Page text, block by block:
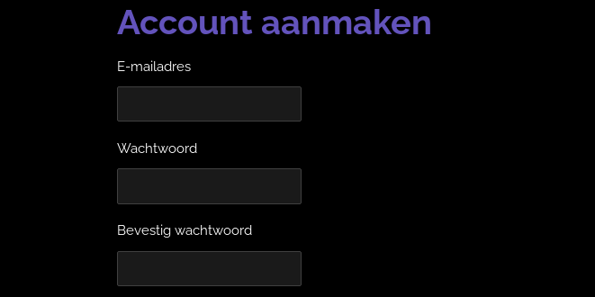
Account aanmaken
E-mailadres
Wachtwoord
Bevestig wachtwoord